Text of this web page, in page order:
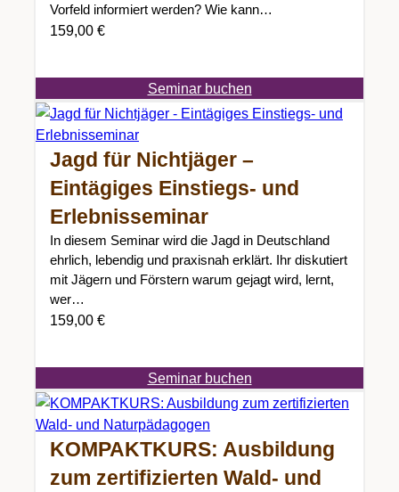
Vorfeld informiert werden? Wie kann…
159,00 €
Seminar buchen
Jagd für Nichtjäger –
Eintägiges Einstiegs- und
Erlebnisseminar
In diesem Seminar wird die Jagd in Deutschland
ehrlich, lebendig und praxisnah erklärt. Ihr diskutiert
mit Jägern und Förstern warum gejagt wird, lernt,
wer…
159,00 €
Seminar buchen
KOMPAKTKURS: Ausbildung
zum zertifizierten Wald- und